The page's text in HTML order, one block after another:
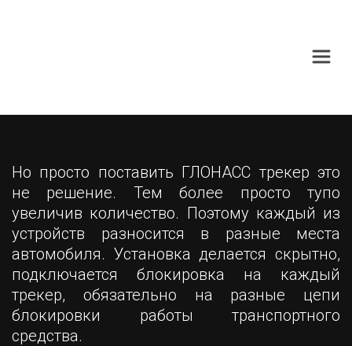
Но просто поставить ГЛОНАСС трекер это
не решение. Тем более просто тупо
увеличив количество. Поэтому каждый из
устройств разносится в разные места
автомобиля. Установка делается скрытно,
подключается блокировка на каждый
трекер, обязательно на разные цепи
блокировки работы транспортного
средства.